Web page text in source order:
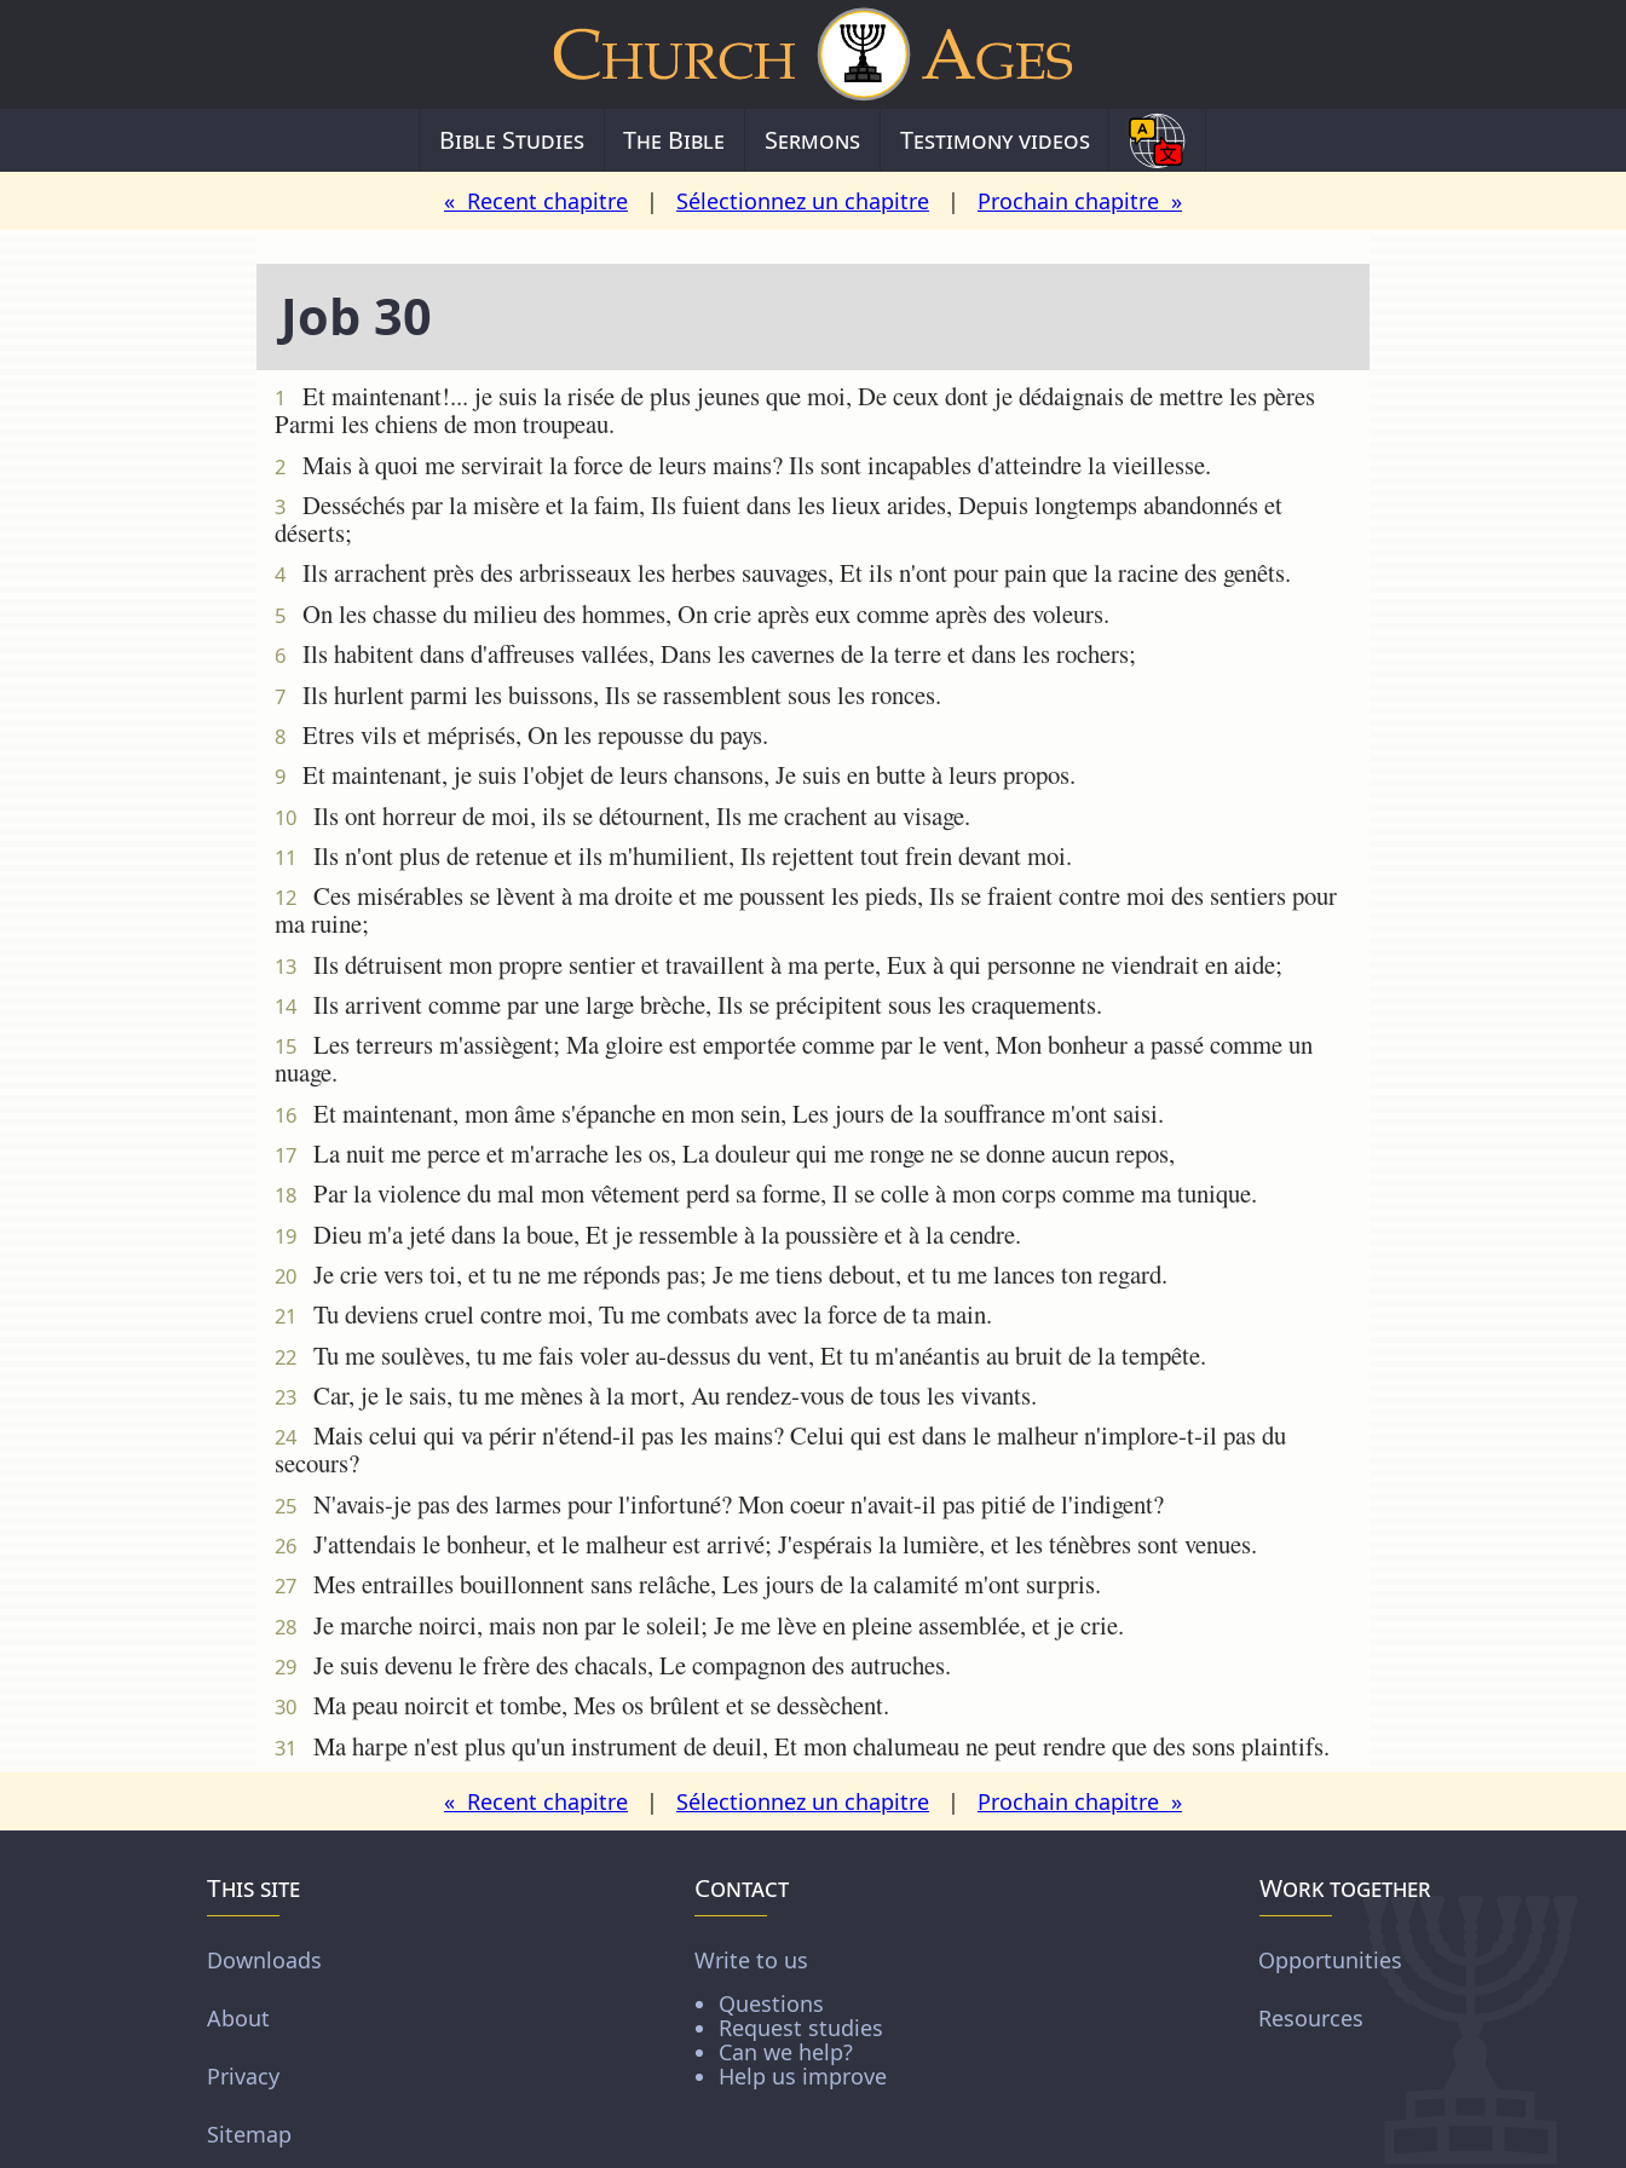
Bible Studies The Bible Sermons Testimony videos
« Recent chapitre | Sélectionnez un chapitre | Prochain chapitre »
Job 30
1
Et maintenant!... je suis la risée de plus jeunes que moi, De ceux dont je dédaignais de mettre les pères
Parmi les chiens de mon troupeau.
2 Mais à quoi me servirait la force de leurs mains? Ils sont incapables d'atteindre la vieillesse.
3
Desséchés par la misère et la faim, Ils fuient dans les lieux arides, Depuis longtemps abandonnés et
déserts;
4 Ils arrachent près des arbrisseaux les herbes sauvages, Et ils n'ont pour pain que la racine des genêts.
5 On les chasse du milieu des hommes, On crie après eux comme après des voleurs.
6 Ils habitent dans d'affreuses vallées, Dans les cavernes de la terre et dans les rochers;
7 Ils hurlent parmi les buissons, Ils se rassemblent sous les ronces.
8 Etres vils et méprisés, On les repousse du pays.
9 Et maintenant, je suis l'objet de leurs chansons, Je suis en butte à leurs propos.
10 Ils ont horreur de moi, ils se détournent, Ils me crachent au visage.
11 Ils n'ont plus de retenue et ils m'humilient, Ils rejettent tout frein devant moi.
12
Ces misérables se lèvent à ma droite et me poussent les pieds, Ils se fraient contre moi des sentiers pour
ma ruine;
13 Ils détruisent mon propre sentier et travaillent à ma perte, Eux à qui personne ne viendrait en aide;
14 Ils arrivent comme par une large brèche, Ils se précipitent sous les craquements.
15
Les terreurs m'assiègent; Ma gloire est emportée comme par le vent, Mon bonheur a passé comme un
nuage.
16 Et maintenant, mon âme s'épanche en mon sein, Les jours de la souffrance m'ont saisi.
17 La nuit me perce et m'arrache les os, La douleur qui me ronge ne se donne aucun repos,
18 Par la violence du mal mon vêtement perd sa forme, Il se colle à mon corps comme ma tunique.
19 Dieu m'a jeté dans la boue, Et je ressemble à la poussière et à la cendre.
20 Je crie vers toi, et tu ne me réponds pas; Je me tiens debout, et tu me lances ton regard.
21 Tu deviens cruel contre moi, Tu me combats avec la force de ta main.
22 Tu me soulèves, tu me fais voler au-dessus du vent, Et tu m'anéantis au bruit de la tempête.
23 Car, je le sais, tu me mènes à la mort, Au rendez-vous de tous les vivants.
24
Mais celui qui va périr n'étend-il pas les mains? Celui qui est dans le malheur n'implore-t-il pas du
secours?
25 N'avais-je pas des larmes pour l'infortuné? Mon coeur n'avait-il pas pitié de l'indigent?
26 J'attendais le bonheur, et le malheur est arrivé; J'espérais la lumière, et les ténèbres sont venues.
27 Mes entrailles bouillonnent sans relâche, Les jours de la calamité m'ont surpris.
28 Je marche noirci, mais non par le soleil; Je me lève en pleine assemblée, et je crie.
29 Je suis devenu le frère des chacals, Le compagnon des autruches.
30 Ma peau noircit et tombe, Mes os brûlent et se dessèchent.
31 Ma harpe n'est plus qu'un instrument de deuil, Et mon chalumeau ne peut rendre que des sons plaintifs.
« Recent chapitre | Sélectionnez un chapitre | Prochain chapitre »
This site
Downloads
About
Privacy
Sitemap
Contact
Write to us
Questions
Request studies
Can we help?
Help us improve
Work together
Opportunities
Resources